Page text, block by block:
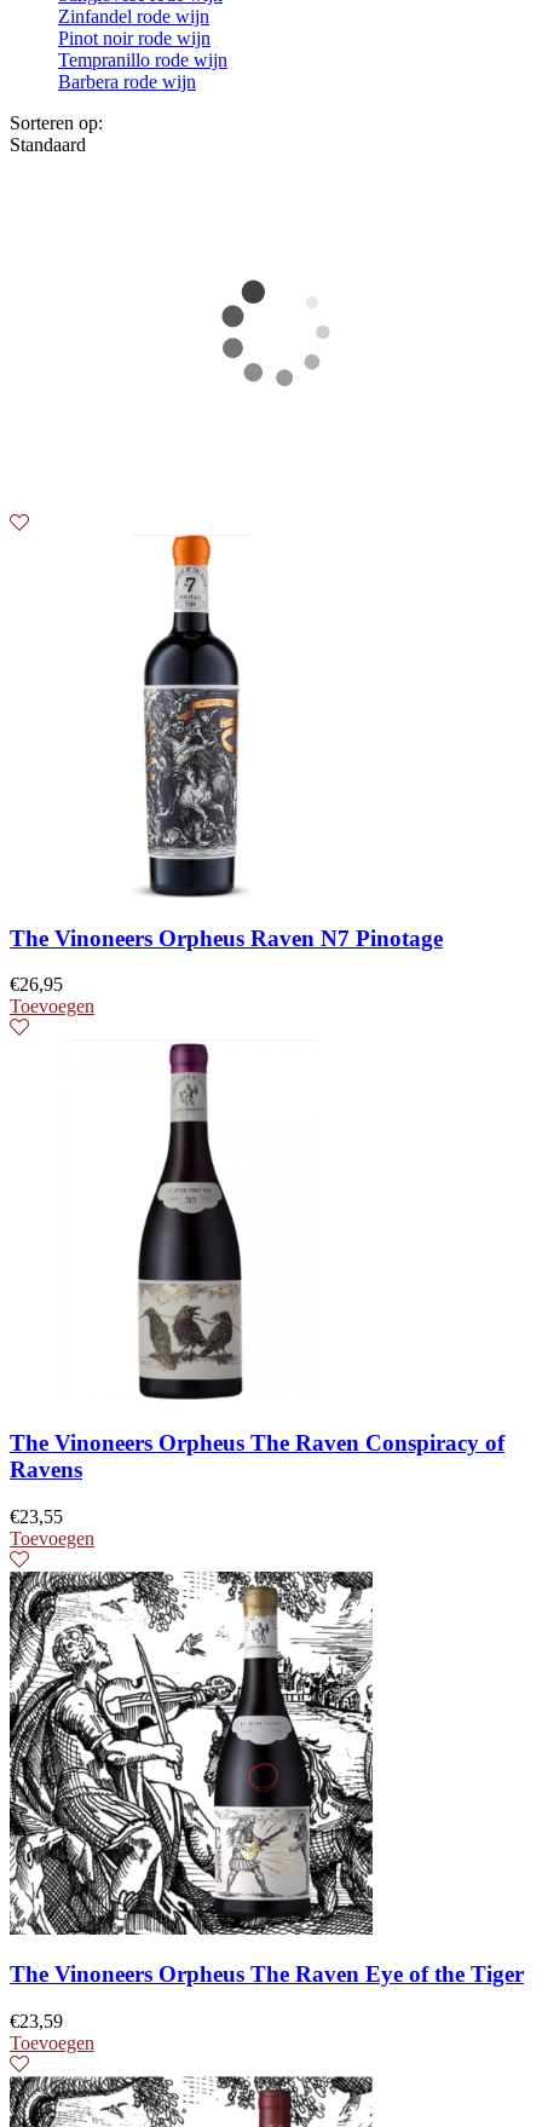
Zinfandel rode wijn
Pinot noir rode wijn
Tempranillo rode wijn
Barbera rode wijn
Sorteren op:
Standaard
The Vinoneers Orpheus Raven N7 Pinotage
€26,95
Toevoegen
The Vinoneers Orpheus The Raven Conspiracy of
Ravens
€23,55
Toevoegen
The Vinoneers Orpheus The Raven Eye of the Tiger
€23,59
Toevoegen